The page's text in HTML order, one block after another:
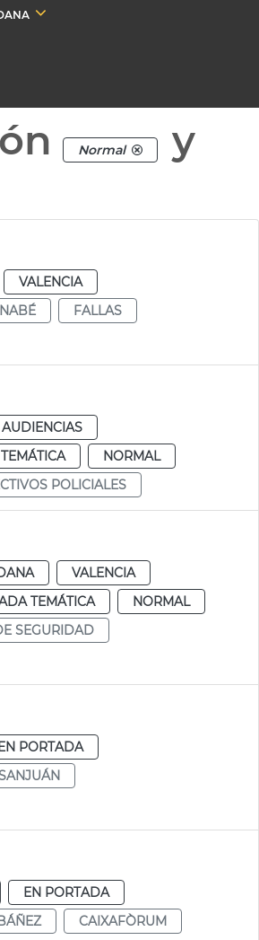
Normal
y
VALENCIA
FALLAS
NORMAL
POLICIALES
VALENCIA
TEMÁTICA
NORMAL
SEGURIDAD
PORTADA
EN PORTADA
CAIXAFÒRUM